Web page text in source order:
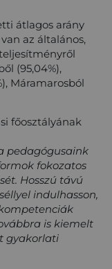
átlagos arány
az általános,
(95,04%),
Máramarosból
főosztályának
pedagógusaink
fokozatos
Hosszú távú
indulhasson,
is kiemelt
gyakorlati